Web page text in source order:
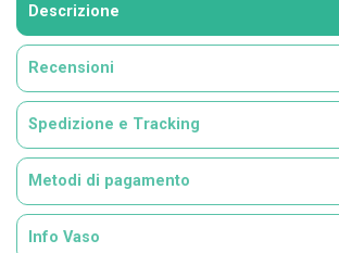
Descrizione
Recensioni
Spedizione e Tracking
Metodi di pagamento
Info Vaso